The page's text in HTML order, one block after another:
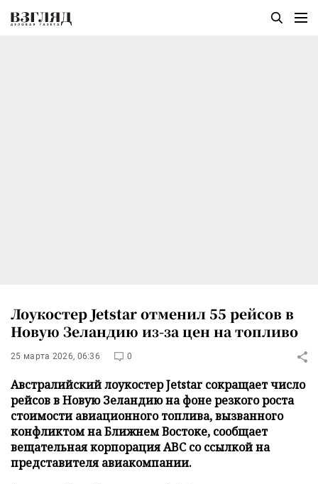
Лоукостер Jetstar отменил 55 рейсов в
Новую Зеландию из-за цен на топливо
25 марта 2026, 06:36 0
Австралийский лоукостер Jetstar сокращает число
рейсов в Новую Зеландию на фоне резкого роста
стоимости авиационного топлива, вызванного
конфликтом на Ближнем Востоке, сообщает
вещательная корпорация ABC со ссылкой на
представителя авиакомпании.